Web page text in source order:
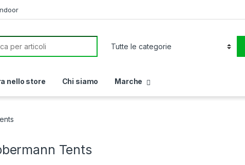
for:
nello store Chi siamo Marche
Tents